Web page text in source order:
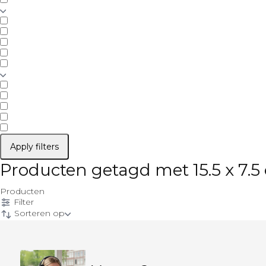
Apply filters
Producten getagd met 15.5 x
Producten
Filter
Sorteren op